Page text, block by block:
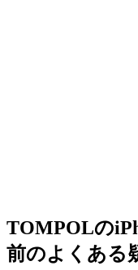
TOMPOLの
前のよくある